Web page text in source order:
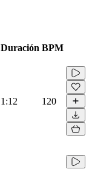
Duración BPM
1:12 120